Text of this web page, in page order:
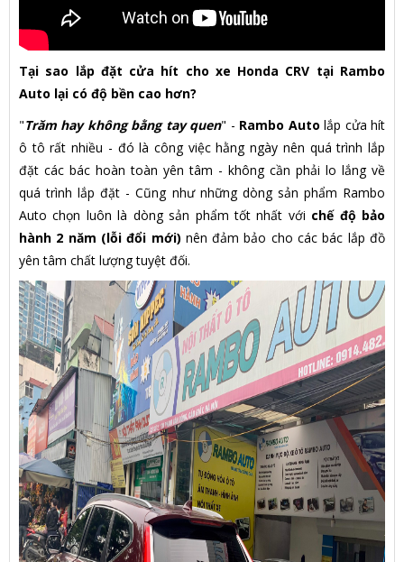
Tại sao lắp đặt cửa hít cho xe Honda CRV tại Rambo
Auto lại có độ bền cao hơn?
"Trăm hay không bằng tay quen" - Rambo Auto lắp cửa hít
ô tô rất nhiều - đó là công việc hằng ngày nên quá trình lắp
đặt các bác hoàn toàn yên tâm - không cần phải lo lắng về
quá trình lắp đặt - Cũng như những dòng sản phẩm Rambo
Auto chọn luôn là dòng sản phẩm tốt nhất với chế độ bảo
hành 2 năm (lỗi đổi mới) nên đảm bảo cho các bác lắp đồ
yên tâm chất lượng tuyệt đối.